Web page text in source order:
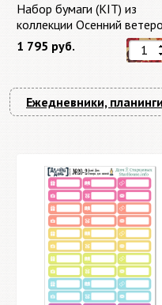
Набор бумаги (KIT) из
коллекции Осенний
"Autumn Breeze"
1 795 руб.
Ежедневники, планинги